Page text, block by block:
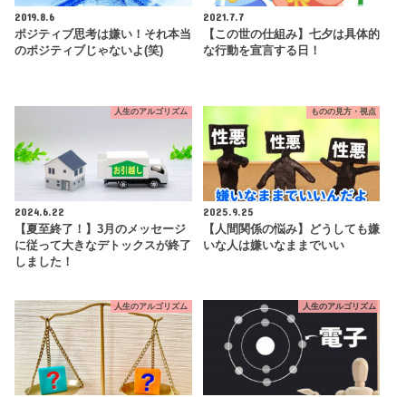
2019.8.6
ポジティブ思考は嫌い！それ本当
のポジティブじゃないよ(笑)
2021.7.7
【この世の仕組み】七夕は具体的
な行動を宣言する日！
人生のアルゴリズム
2024.6.22
【夏至終了！】3月のメッセージ
に従って大きなデトックスが終了
しました！
ものの見方・視点
2025.9.25
【人間関係の悩み】どうしても嫌
いな人は嫌いなままでいい
人生のアルゴリズム 人生のアルゴリズム